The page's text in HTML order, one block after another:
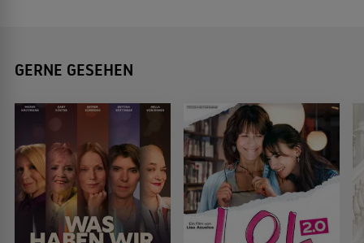
GERNE GESEHEN